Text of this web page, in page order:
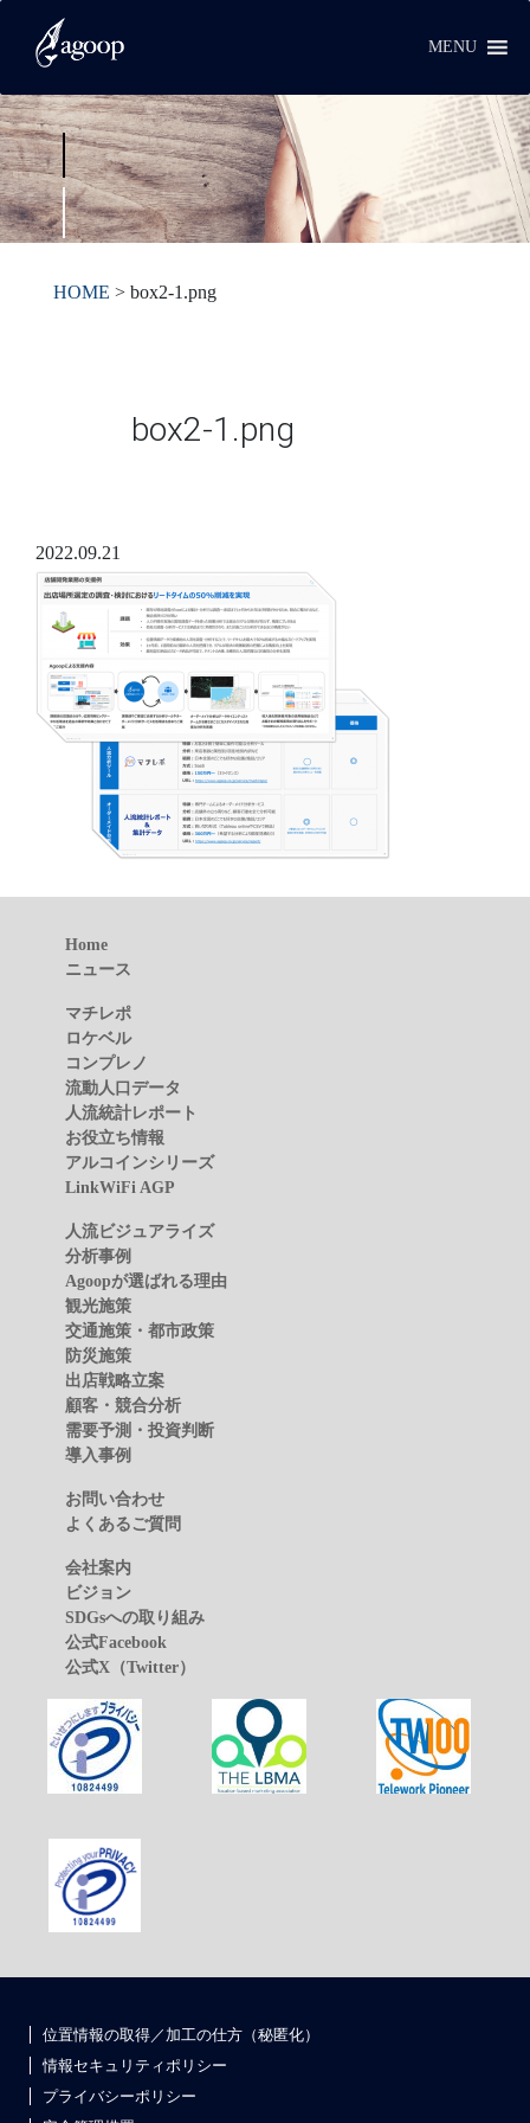
MENU
HOME > box2-1.png
box2-1.png
2022.09.21
Home
ニュース
マチレポ
ロケベル
コンプレノ
流動人口データ
人流統計レポート
お役立ち情報
アルコインシリーズ
LinkWiFi AGP
人流ビジュアライズ
分析事例
Agoopが選ばれる理由
観光施策
交通施策・都市政策
防災施策
出店戦略立案
顧客・競合分析
需要予測・投資判断
導入事例
お問い合わせ
よくあるご質問
会社案内
ビジョン
SDGsへの取り組み
公式Facebook
公式X（Twitter）
位置情報の取得／加工の仕方（秘匿化）
情報セキュリティポリシー
プライバシーポリシー